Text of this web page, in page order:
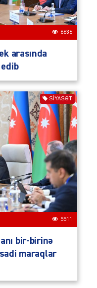
6636
arasında
SIYASƏT
5511
bir-birinə
maraqlar